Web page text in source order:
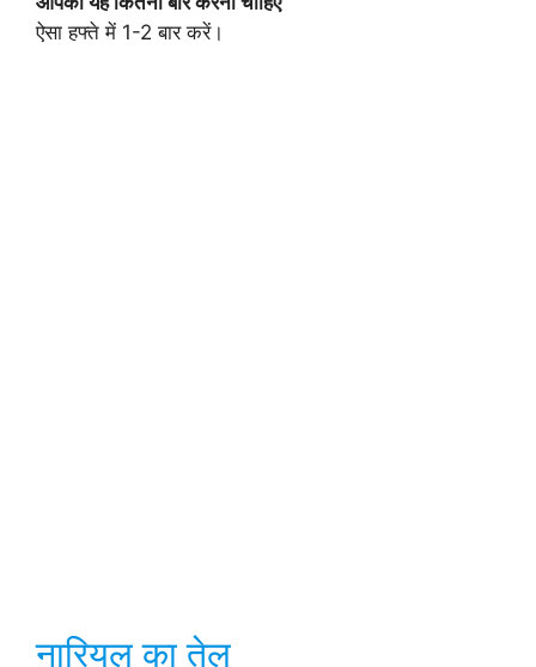
ऐसा हफ्ते में 1-2 बार करें।
नारियल का तेल